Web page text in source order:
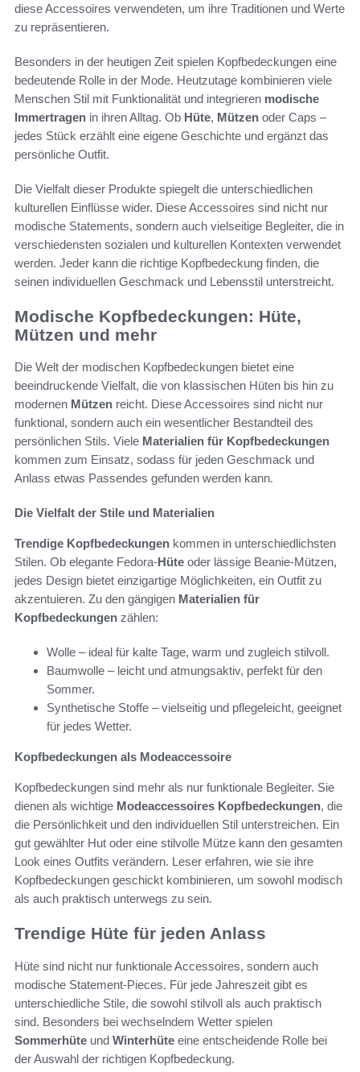
diese Accessoires verwendeten, um ihre Traditionen und Werte
zu repräsentieren.
Besonders in der heutigen Zeit spielen Kopfbedeckungen eine
bedeutende Rolle in der Mode. Heutzutage kombinieren viele
Menschen Stil mit Funktionalität und integrieren modische
Immertragen in ihren Alltag. Ob Hüte, Mützen oder Caps –
jedes Stück erzählt eine eigene Geschichte und ergänzt das
persönliche Outfit.
Die Vielfalt dieser Produkte spiegelt die unterschiedlichen
kulturellen Einflüsse wider. Diese Accessoires sind nicht nur
modische Statements, sondern auch vielseitige Begleiter, die in
verschiedensten sozialen und kulturellen Kontexten verwendet
werden. Jeder kann die richtige Kopfbedeckung finden, die
seinen individuellen Geschmack und Lebensstil unterstreicht.
Modische Kopfbedeckungen: Hüte,
Mützen und mehr
Die Welt der modischen Kopfbedeckungen bietet eine
beeindruckende Vielfalt, die von klassischen Hüten bis hin zu
modernen Mützen reicht. Diese Accessoires sind nicht nur
funktional, sondern auch ein wesentlicher Bestandteil des
persönlichen Stils. Viele Materialien für Kopfbedeckungen
kommen zum Einsatz, sodass für jeden Geschmack und
Anlass etwas Passendes gefunden werden kann.
Die Vielfalt der Stile und Materialien
Trendige Kopfbedeckungen kommen in unterschiedlichsten
Stilen. Ob elegante Fedora-Hüte oder lässige Beanie-Mützen,
jedes Design bietet einzigartige Möglichkeiten, ein Outfit zu
akzentuieren. Zu den gängigen Materialien für
Kopfbedeckungen zählen:
Wolle – ideal für kalte Tage, warm und zugleich stilvoll.
Baumwolle – leicht und atmungsaktiv, perfekt für den
Sommer.
Synthetische Stoffe – vielseitig und pflegeleicht, geeignet
für jedes Wetter.
Kopfbedeckungen als Modeaccessoire
Kopfbedeckungen sind mehr als nur funktionale Begleiter. Sie
dienen als wichtige Modeaccessoires Kopfbedeckungen, die
die Persönlichkeit und den individuellen Stil unterstreichen. Ein
gut gewählter Hut oder eine stilvolle Mütze kann den gesamten
Look eines Outfits verändern. Leser erfahren, wie sie ihre
Kopfbedeckungen geschickt kombinieren, um sowohl modisch
als auch praktisch unterwegs zu sein.
Trendige Hüte für jeden Anlass
Hüte sind nicht nur funktionale Accessoires, sondern auch
modische Statement-Pieces. Für jede Jahreszeit gibt es
unterschiedliche Stile, die sowohl stilvoll als auch praktisch
sind. Besonders bei wechselndem Wetter spielen
Sommerhüte und Winterhüte eine entscheidende Rolle bei
der Auswahl der richtigen Kopfbedeckung.